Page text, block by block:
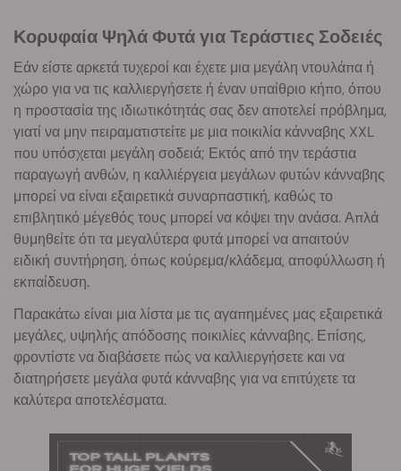
Κορυφαία Ψηλά Φυτά για Τεράστιες Σοδειές
Εάν είστε αρκετά τυχεροί και έχετε μια μεγάλη ντουλάπα ή
χώρο για να τις καλλιεργήσετε ή έναν υπαίθριο κήπο, όπου
η προστασία της ιδιωτικότητάς σας δεν αποτελεί πρόβλημα,
γιατί να μην πειραματιστείτε με μια ποικιλία κάνναβης XXL
που υπόσχεται μεγάλη σοδειά; Εκτός από την τεράστια
παραγωγή ανθών, η καλλιέργεια μεγάλων φυτών κάνναβης
μπορεί να είναι εξαιρετικά συναρπαστική, καθώς το
επιβλητικό μέγεθός τους μπορεί να κόψει την ανάσα. Απλά
θυμηθείτε ότι τα μεγαλύτερα φυτά μπορεί να απαιτούν
ειδική συντήρηση, όπως κούρεμα/κλάδεμα, αποφύλλωση ή
εκπαίδευση.
Παρακάτω είναι μια λίστα με τις αγαπημένες μας εξαιρετικά
μεγάλες, υψηλής απόδοσης ποικιλίες κάνναβης. Επίσης,
φροντίστε να διαβάσετε πώς να καλλιεργήσετε και να
διατηρήσετε μεγάλα φυτά κάνναβης για να επιτύχετε τα
καλύτερα αποτελέσματα.